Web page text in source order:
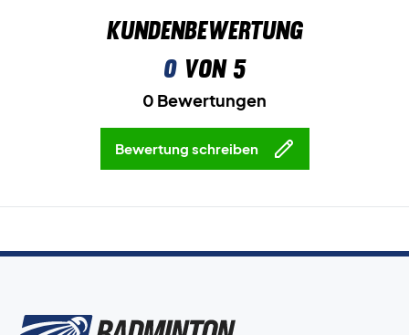
Kundenbewertung
0von 5
0 Bewertungen
Bewertung schreiben